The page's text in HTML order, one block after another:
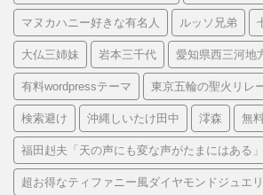
マヌカハニー好きな有名人 ルッソ兄弟
大仏三姉妹 岩本三千代 愛知県西三河地
有料wordpressテーマ 東京五輪の聖火リレ
検索避け 沖縄しいたけ田中 澪森 無
福田赳夫「天の声にも変な声がたまにはある」
超お得なティファニー風ダイヤモンドジュエ